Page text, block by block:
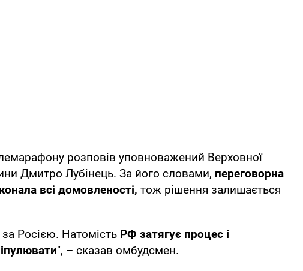
розповів уповноважений Верховної
Дмитро Лубінець. За його словами, переговорна
всі домовленості, тож рішення залишається
Росією. Натомість РФ затягує процес і
", – сказав омбудсмен.